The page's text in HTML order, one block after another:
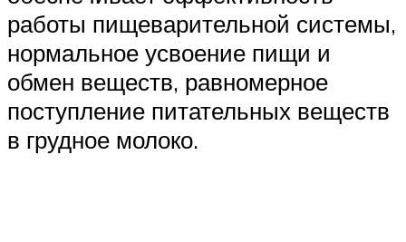
работы пищеварительной системы,
нормальное усвоение пищи и
обмен веществ, равномерное
поступление питательных веществ
в грудное молоко.